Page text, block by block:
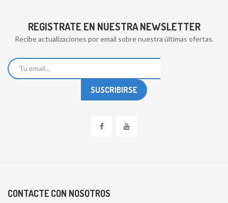
REGISTRATE EN NUESTRA NEWSLETTER
Recibe actualizaciones por email sobre nuestra últimas ofertas.
CONTACTE CON NOSOTROS